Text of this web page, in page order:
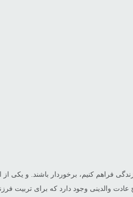
فراهم کنیم، برخوردار باشند. و
عادت والدینی وجود دارد که برای تربیت